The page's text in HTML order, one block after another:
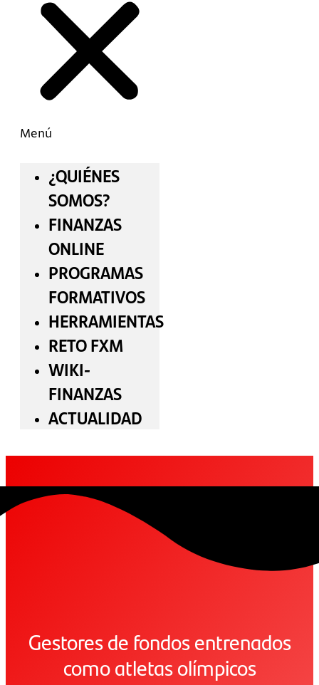
Menú
¿QUIÉNES
SOMOS?
FINANZAS
ONLINE
PROGRAMAS
FORMATIVOS
HERRAMIENTAS
RETO FXM
WIKI-
FINANZAS
ACTUALIDAD
Gestores de fondos entrenados
como atletas olímpicos